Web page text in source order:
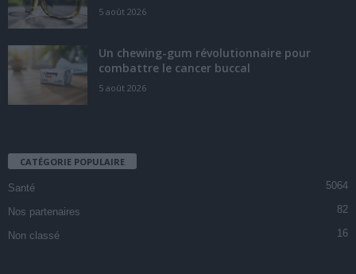
5 août 2026
Un chewing-gum révolutionnaire pour
combattre le cancer buccal
5 août 2026
CATÉGORIE POPULAIRE
Santé 5064
Nos partenaires 82
Non classé 16